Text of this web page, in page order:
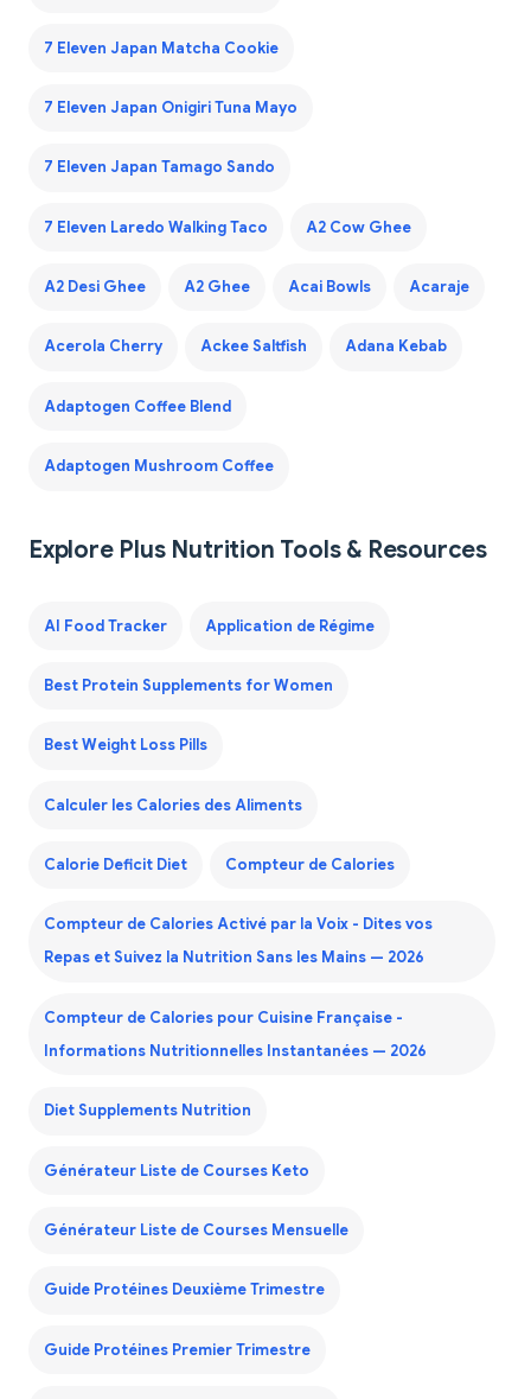
7 Eleven Japan Matcha Cookie
7 Eleven Japan Onigiri Tuna Mayo
7 Eleven Japan Tamago Sando
7 Eleven Laredo Walking Taco A2 Cow Ghee
A2 Desi Ghee A2 Ghee Acai Bowls Acaraje
Acerola Cherry Ackee Saltfish Adana Kebab
Adaptogen Coffee Blend
Adaptogen Mushroom Coffee
Explore Plus Nutrition Tools & Resources
AI Food Tracker Application de Régime
Best Protein Supplements for Women
Best Weight Loss Pills
Calculer les Calories des Aliments
Calorie Deficit Diet Compteur de Calories
Compteur de Calories Activé par la Voix - Dites vos
Repas et Suivez la Nutrition Sans les Mains — 2026
Compteur de Calories pour Cuisine Française -
Informations Nutritionnelles Instantanées — 2026
Diet Supplements Nutrition
Générateur Liste de Courses Keto
Générateur Liste de Courses Mensuelle
Guide Protéines Deuxième Trimestre
Guide Protéines Premier Trimestre